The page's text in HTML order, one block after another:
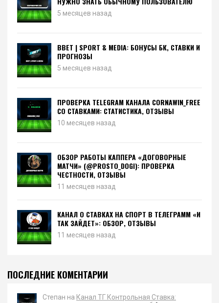
5 месяцев назад
BBET | SPORT & MEDIA: БОНУСЫ БК, СТАВКИ И
ПРОГНОЗЫ
5 месяцев назад
ПРОВЕРКА TELEGRAM КАНАЛА CORNAWIN_FREE
СО СТАВКАМИ: СТАТИСТИКА, ОТЗЫВЫ
10 месяцев назад
ОБЗОР РАБОТЫ КАППЕРА «ДОГОВОРНЫЕ
МАТЧИ» (@PROSTO_DOGI): ПРОВЕРКА
ЧЕСТНОСТИ, ОТЗЫВЫ
11 месяцев назад
КАНАЛ О СТАВКАХ НА СПОРТ В ТЕЛЕГРАММ «И
ТАК ЗАЙДЕТ»: ОБЗОР, ОТЗЫВЫ
11 месяцев назад
ПОСЛЕДНИЕ КОМЕНТАРИИ
Степан на Канал ТГ Контрольная Ставка: